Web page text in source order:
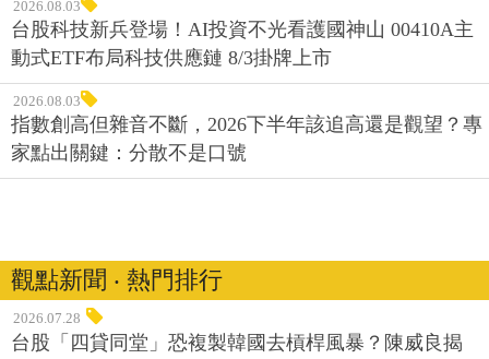
2026.08.03
台股科技新兵登場！AI投資不光看護國神山 00410A主
動式ETF布局科技供應鏈 8/3掛牌上市
2026.08.03
指數創高但雜音不斷，2026下半年該追高還是觀望？專
家點出關鍵：分散不是口號
觀點新聞 ‧ 熱門排行
2026.07.28
台股「四貸同堂」恐複製韓國去槓桿風暴？陳威良揭